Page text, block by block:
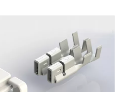
2,0 mm-es osztású fejléc derékszögű autóipari nyomtatott áramköri alkalmazásokhoz